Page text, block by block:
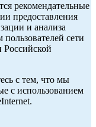
рекомендательные
предоставления
и анализа
сети
Российской
с тем, что мы
с использованием